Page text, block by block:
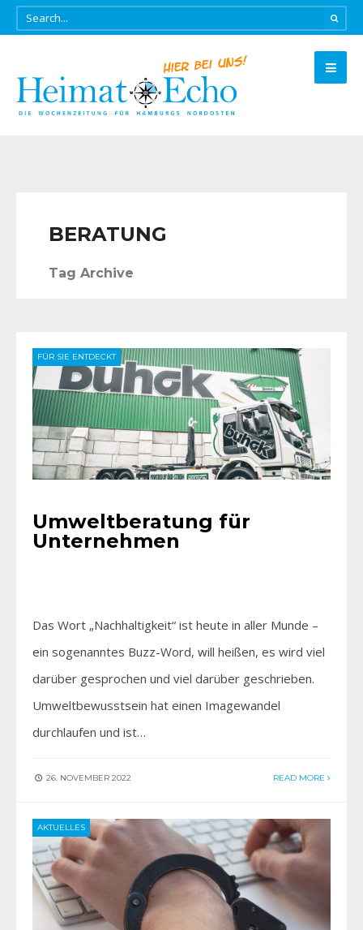
BERATUNG
Tag Archive
FÜR SIE ENTDECKT
Umweltberatung für
Unternehmen
Das Wort „Nachhaltigkeit“ ist heute in aller Munde –
ein sogenanntes Buzz-Word, will heißen, es wird viel
darüber gesprochen und viel darüber geschrieben.
Umweltbewusstsein hat einen Imagewandel
durchlaufen und ist…
26. NOVEMBER 2022 READ MORE
AKTUELLES